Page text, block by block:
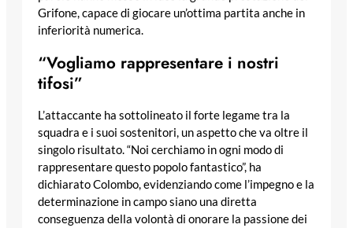
Grifone, capace di giocare un’ottima partita anche in
inferiorità numerica.
“Vogliamo rappresentare i nostri
tifosi”
L’attaccante ha sottolineato il forte legame tra la
squadra e i suoi sostenitori, un aspetto che va oltre il
singolo risultato. “Noi cerchiamo in ogni modo di
rappresentare questo popolo fantastico”, ha
dichiarato Colombo, evidenziando come l’impegno e la
determinazione in campo siano una diretta
conseguenza della volontà di onorare la passione dei